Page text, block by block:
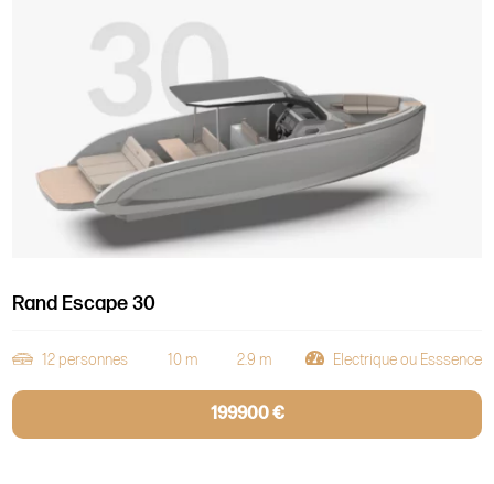
Rand Escape 30
12 personnes 10 m 2.9 m Electrique ou Esssence
199900 €